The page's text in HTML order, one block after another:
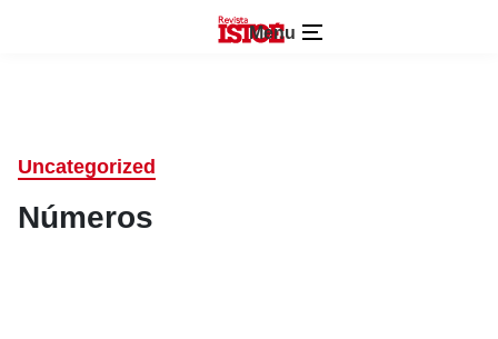
Menu
Uncategorized
Números